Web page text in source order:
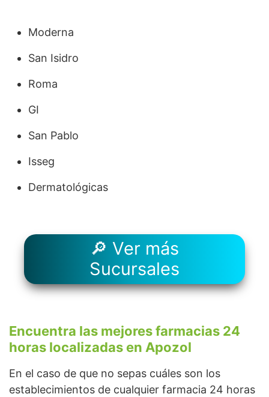
Moderna
San Isidro
Roma
GI
San Pablo
Isseg
Dermatológicas
🔎 Ver más
Sucursales
Encuentra las mejores farmacias 24
horas localizadas en Apozol
En el caso de que no sepas cuáles son los
establecimientos de cualquier farmacia 24 horas